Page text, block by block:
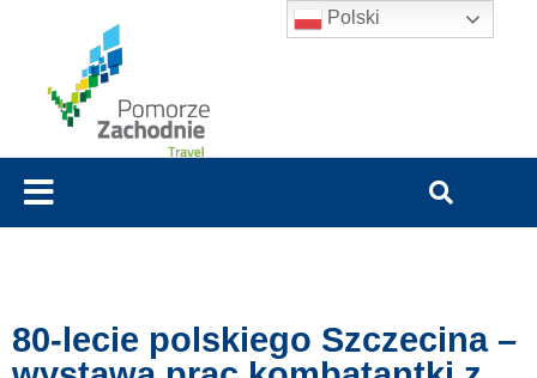
80-lecie polskiego Szczecina –
Polski